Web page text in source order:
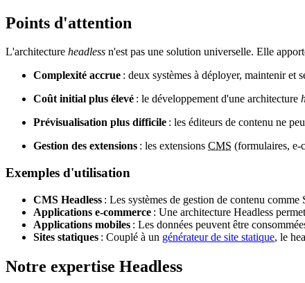
Points d'attention
L'architecture headless n'est pas une solution universelle. Elle
Complexité accrue : deux systèmes à déployer, maintenir et
Coût initial plus élevé : le développement d'une architecture
Prévisualisation plus difficile : les éditeurs de contenu ne
Gestion des extensions : les extensions CMS (formulaires, e-
Exemples d'utilisation
CMS Headless : Les systèmes de gestion de contenu
Applications e-commerce : Une architecture Headless
Applications mobiles : Les données peuvent être
Sites statiques : Couplé à un générateur de site statique, le
Notre expertise Headless